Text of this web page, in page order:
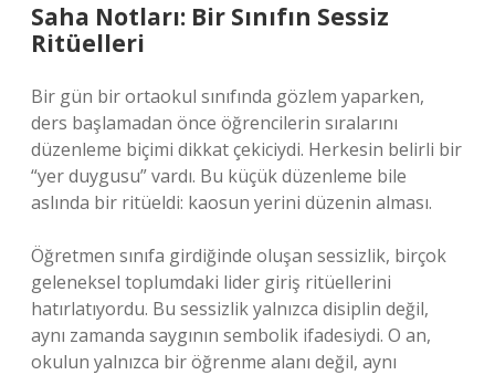
Saha Notları: Bir Sınıfın Sessiz
Ritüelleri
Bir gün bir ortaokul sınıfında gözlem yaparken,
ders başlamadan önce öğrencilerin sıralarını
düzenleme biçimi dikkat çekiciydi. Herkesin belirli bir
“yer duygusu” vardı. Bu küçük düzenleme bile
aslında bir ritüeldi: kaosun yerini düzenin alması.
Öğretmen sınıfa girdiğinde oluşan sessizlik, birçok
geleneksel toplumdaki lider giriş ritüellerini
hatırlatıyordu. Bu sessizlik yalnızca disiplin değil,
aynı zamanda saygının sembolik ifadesiydi. O an,
okulun yalnızca bir öğrenme alanı değil, aynı